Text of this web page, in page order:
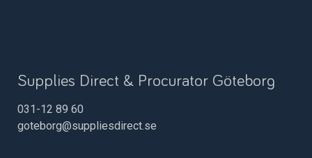
Supplies Direct & Procurator Göteborg
031-12 89 60
goteborg@suppliesdirect.se